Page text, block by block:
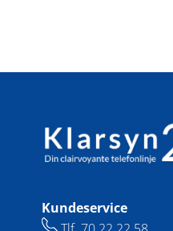
Kundeservice